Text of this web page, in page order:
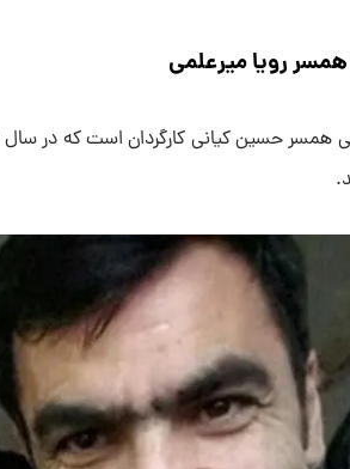
رویا میرعلمی